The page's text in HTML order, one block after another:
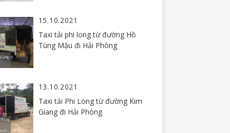
15.10.2021
Taxi tải phi long từ đường Hồ
Tùng Mậu đi Hải Phòng
13.10.2021
Taxi tải Phi Long từ đường Kim
Giang đi Hải Phòng